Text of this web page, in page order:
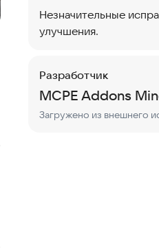
Незначительные
улучшения.
Разработчик
MCPE Addons
Загружено из внешнего